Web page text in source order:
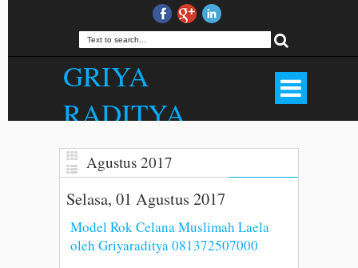
GRIYA
RADITYA
Panjang, Palazzo, Gamis, Jilbab,
Kerudung, Mukena, Dll. Kualitas Butik
Harga Menarik. . WA 081372507000.
Agustus 2017
Selasa, 01 Agustus 2017
Model Rok Celana Muslimah Laela
oleh Griyaraditya 081372507000